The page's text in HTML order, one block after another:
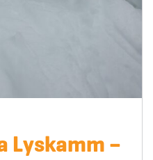
Lyskamm –